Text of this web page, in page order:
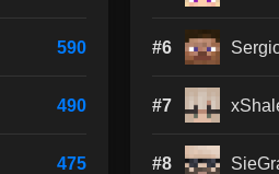
590
490
475
#6
#7
#8